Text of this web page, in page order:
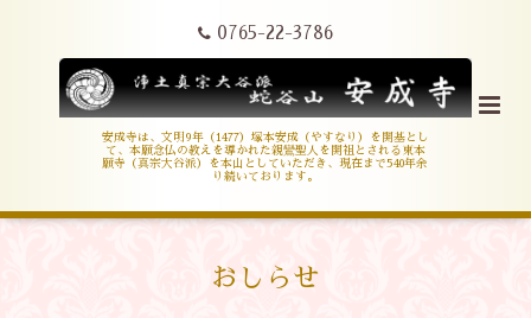
0765-22-3786
安成寺は、文明9年（1477）塚本安成（やすなり）を開基とし
て、本願念仏の教えを導かれた親鸞聖人を開祖とされる東本
願寺（真宗大谷派）を本山としていただき、現在まで540年余
り続いております。
おしらせ